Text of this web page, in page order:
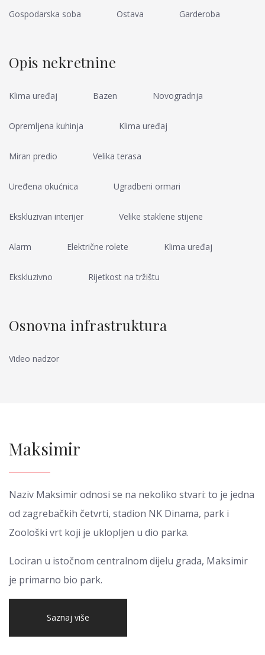
Gospodarska soba Ostava Garderoba
Opis nekretnine
Klima uređaj Bazen Novogradnja
Opremljena kuhinja Klima uređaj
Miran predio Velika terasa
Uređena okućnica Ugradbeni ormari
Ekskluzivan interijer Velike staklene stijene
Alarm Električne rolete Klima uređaj
Ekskluzivno Rijetkost na tržištu
Osnovna infrastruktura
Video nadzor
Maksimir
Naziv Maksimir odnosi se na nekoliko stvari: to je jedna
od zagrebačkih četvrti, stadion NK Dinama, park i
Zoološki vrt koji je uklopljen u dio parka.
Lociran u istočnom centralnom dijelu grada, Maksimir
je primarno bio park.
Saznaj više